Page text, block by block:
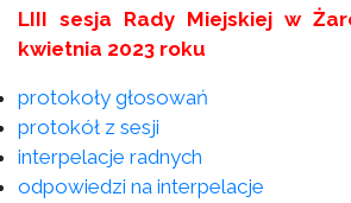
LIII sesja Rady Miejskiej w
kwietnia 2023 roku
protokoły głosowań
protokół z sesji
interpelacje radnych
odpowiedzi na interpelacje